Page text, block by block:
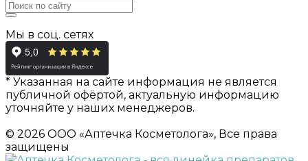
Мы в соц. сетях
* Указанная на сайте информация не является
публичной офёртой, актуальную информацию
уточняйте у наших менеджеров.
© 2026 ООО «Аптечка Косметолога», Все права
защищены